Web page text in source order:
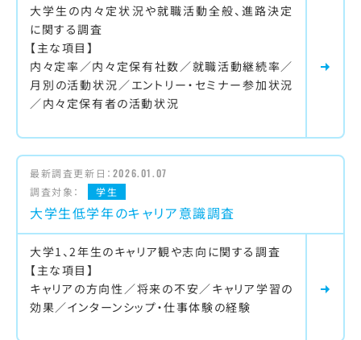
大学生の内々定状況や就職活動全般、進路決定
に関する調査
【主な項目】
内々定率／内々定保有社数／就職活動継続率／
月別の活動状況／エントリー・セミナー参加状況
／内々定保有者の活動状況
最新調査更新日： 2026.01.07
調査対象：
学生
大学生低学年のキャリア意識調査
大学1、2年生のキャリア観や志向に関する調査
【主な項目】
キャリアの方向性／将来の不安／キャリア学習の
効果／インターンシップ・仕事体験の経験